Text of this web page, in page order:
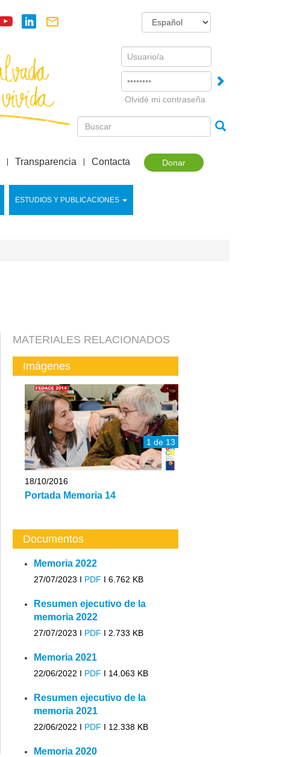
Username
Olvidé mi contraseña
Donar
ESTUDIOS Y PUBLICACIONES
Transparencia Contacta
MATERIALES RELACIONADOS
Imágenes
1 de 13
18/10/2016
Portada Memoria 14
Documentos
Memoria 2022
27/07/2023 I PDF I 6.762 KB
Resumen ejecutivo de la
memoria 2022
27/07/2023 I PDF I 2.733 KB
Memoria 2021
22/06/2022 I PDF I 14.063 KB
Resumen ejecutivo de la
memoria 2021
22/06/2022 I PDF I 12.338 KB
Memoria 2020